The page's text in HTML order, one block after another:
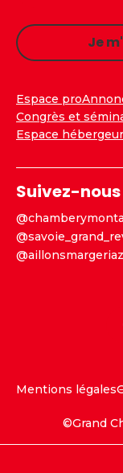
Je
Espace pro
Congrès et
Espace hébergeur
Suivez-nous
@aillonsmargeriaz
Mentions légales
©Grand